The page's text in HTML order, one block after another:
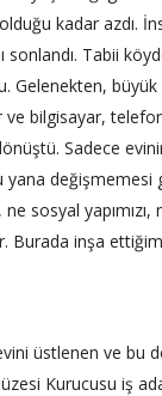
kadar azdı.
sonlandı. Tabii
Gelenekten,
bilgisayar,
Sadece evinin
yana
sosyal
Burada inşa
üstlenen ve bu
Kurucusu iş